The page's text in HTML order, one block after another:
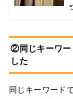
②同じキーワー
した
同じキーワード